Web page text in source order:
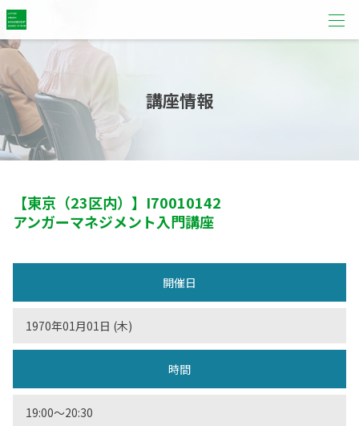
講座情報
【東京（23区内）】 I70010142
アンガーマネジメント入門講座
開催日
1970年01月01日 (木)
時間
19:00〜20:30